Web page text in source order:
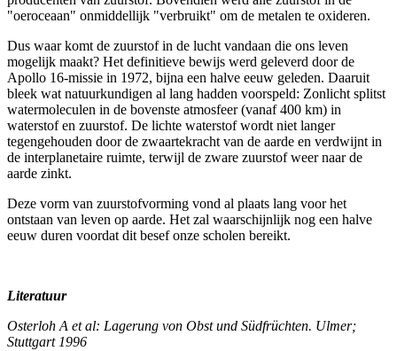
"oeroceaan" onmiddellijk "verbruikt" om de metalen te oxideren.
Dus waar komt de zuurstof in de lucht vandaan die ons leven
mogelijk maakt? Het definitieve bewijs werd geleverd door de
Apollo 16-missie in 1972, bijna een halve eeuw geleden. Daaruit
bleek wat natuurkundigen al lang hadden voorspeld: Zonlicht splitst
watermoleculen in de bovenste atmosfeer (vanaf 400 km) in
waterstof en zuurstof. De lichte waterstof wordt niet langer
tegengehouden door de zwaartekracht van de aarde en verdwijnt in
de interplanetaire ruimte, terwijl de zware zuurstof weer naar de
aarde zinkt.
Deze vorm van zuurstofvorming vond al plaats lang voor het
ontstaan van leven op aarde. Het zal waarschijnlijk nog een halve
eeuw duren voordat dit besef onze scholen bereikt.
Literatuur
Osterloh A et al: Lagerung von Obst und Südfrüchten. Ulmer;
Stuttgart 1996